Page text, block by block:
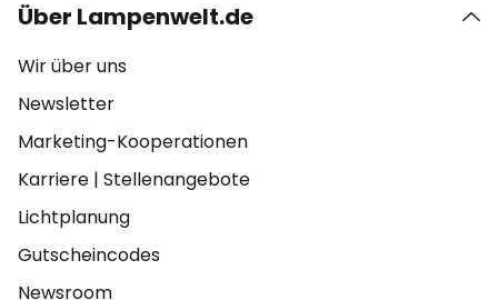
Über Lampenwelt.de
Wir über uns
Newsletter
Marketing-Kooperationen
Karriere | Stellenangebote
Lichtplanung
Gutscheincodes
Newsroom